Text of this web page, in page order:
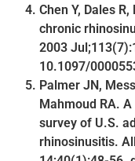
Chen Y, Dales
chronic
2003
10.1097/
Palmer JN,
Mahmoud RA.
survey of U.S.
rhinosinusitis.